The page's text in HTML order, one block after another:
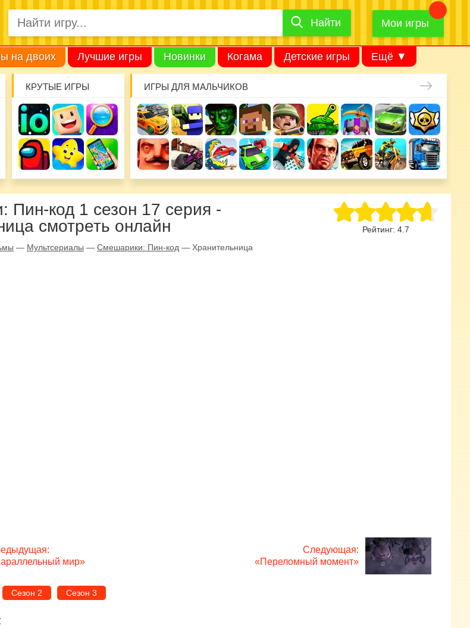
Найти
Найти Мои игры
на двоих Лучшие игры Новинки Когама Детские игры Ещё ▼
КРУТЫЕ ИГРЫ ИГРЫ ДЛЯ МАЛЬЧИКОВ
Рейтинг: 4.7
Пин-код 1 сезон 17 серия -
смотреть онлайн
— Мультсериалы — Смешарики: Пин-код — Хранительница
мир»
Следующая:
«Переломный момент»
Сезон 2 Сезон 3